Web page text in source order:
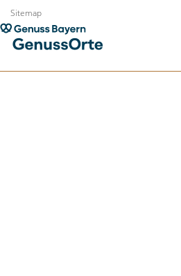
Zum
Inhalt
springen
Sitemap